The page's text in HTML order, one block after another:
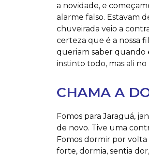
a novidade, e
alarme falso. Estavam
chuveirada veio a
certeza que é a nossa
queriam saber quando
instinto todo, mas ali
CHAMA A
Fomos para Jaraguá,
de novo. Tive uma
Fomos dormir por volta
forte, dormia, sentia